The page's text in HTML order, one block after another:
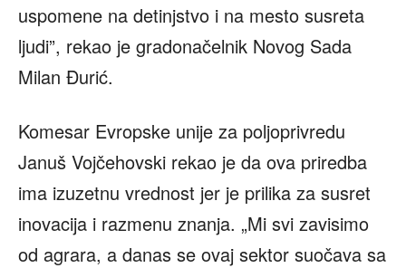
uspomene na detinjstvo i na mesto susreta
ljudi”, rekao je gradonačelnik Novog Sada
Milan Đurić.
Komesar Evropske unije za poljoprivredu
Januš Vojčehovski rekao je da ova priredba
ima izuzetnu vrednost jer je prilika za susret
inovacija i razmenu znanja. „Mi svi zavisimo
od agrara, a danas se ovaj sektor suočava sa